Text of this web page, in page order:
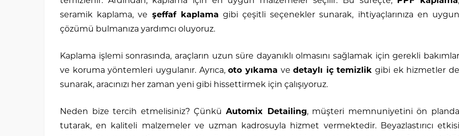
seramik kaplama, ve şeffaf kaplama gibi çeşitli seçenekler sunarak, ihtiyaçlarınıza en uygun
çözümü bulmanıza yardımcı oluyoruz.
Kaplama işlemi sonrasında, araçların uzun süre dayanıklı olmasını sağlamak için gerekli bakımlar
ve koruma yöntemleri uygulanır. Ayrıca,oto yıkama vedetaylı iç temizlik gibi ek hizmetler de
sunarak, aracınızı her zaman yeni gibi hissettirmek için çalışıyoruz.
Neden bize tercih etmelisiniz? Çünkü Automix Detailing, müşteri memnuniyetini ön planda
tutarak, en kaliteli malzemeler ve uzman kadrosuyla hizmet vermektedir. Beyazlastırıcı etkisi